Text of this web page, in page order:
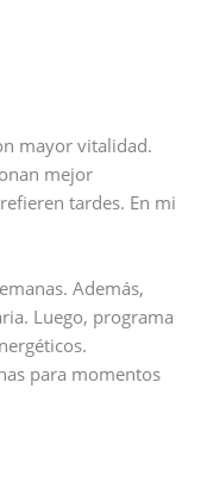
mayor vitalidad.
mejor
tardes. En mi
Además,
Luego, programa
para momentos